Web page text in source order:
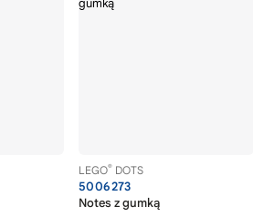
LEGO® DOTS
5006273
Notes z gumką